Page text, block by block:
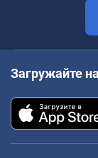
Загружайте